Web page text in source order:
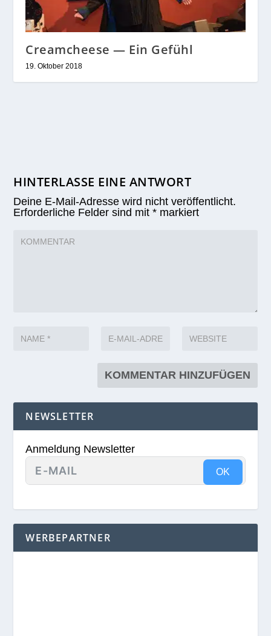
Creamcheese — Ein Gefühl
19. Oktober 2018
HINTERLASSE EINE ANTWORT
Deine E-Mail-Adresse wird nicht veröffentlicht.
Erforderliche Felder sind mit* markiert
NEWSLETTER
Anmeldung Newsletter
OK
WERBEPARTNER